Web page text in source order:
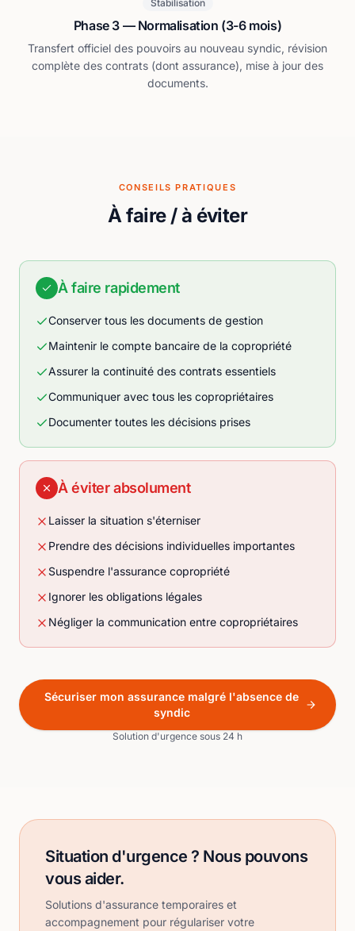
Stabilisation
Phase 3 — Normalisation (3-6 mois)
Transfert officiel des pouvoirs au nouveau syndic, révision
complète des contrats (dont assurance), mise à jour des
documents.
CONSEILS PRATIQUES
À faire / à éviter
À faire rapidement
Conserver tous les documents de gestion
Maintenir le compte bancaire de la copropriété
Assurer la continuité des contrats essentiels
Communiquer avec tous les copropriétaires
Documenter toutes les décisions prises
À éviter absolument
Laisser la situation s'éterniser
Prendre des décisions individuelles importantes
Suspendre l'assurance copropriété
Ignorer les obligations légales
Négliger la communication entre copropriétaires
Sécuriser mon assurance malgré l'absence de
syndic
Solution d'urgence sous 24 h
Situation d'urgence ? Nous pouvons
vous aider.
Solutions d'assurance temporaires et
accompagnement pour régulariser votre